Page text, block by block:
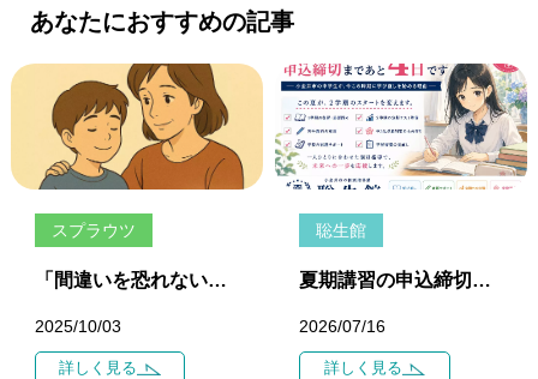
あなたにおすすめの記事
スプラウツ
「間違いを恐れない子育て — 安心が挑戦を生む」
2025/10/03
詳しく見る
聡生館
夏期講習の申込締切まであと4日です ―― 小金井市の中学生が、今この時期に学び直しを始める理由 ――
2026/07/16
詳しく見る